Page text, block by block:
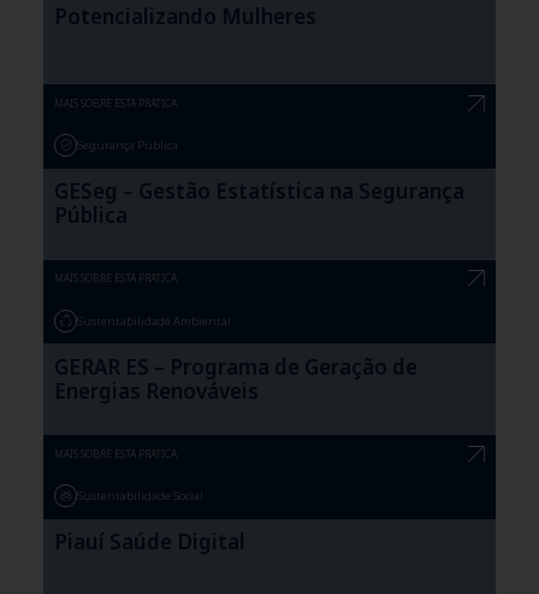
Potencializando Mulheres
MAIS SOBRE ESTA PRÁTICA
Segurança Pública
GESeg – Gestão Estatística na Segurança
Pública
MAIS SOBRE ESTA PRÁTICA
Sustentabilidade Ambiental
GERAR ES – Programa de Geração de
Energias Renováveis
MAIS SOBRE ESTA PRÁTICA
Sustentabilidade Social
Piauí Saúde Digital